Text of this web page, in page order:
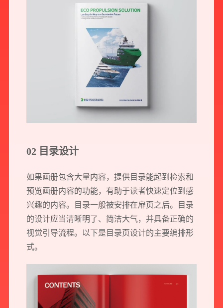
02 目录设计
如果画册包含大量内容，提供目录能起到检索和
预览画册内容的功能，有助于读者快速定位到感
兴趣的内容。目录一般被安排在扉页之后。目录
的设计应当清晰明了、简洁大气，并具备正确的
视觉引导流程。以下是目录页设计的主要编排形
式。